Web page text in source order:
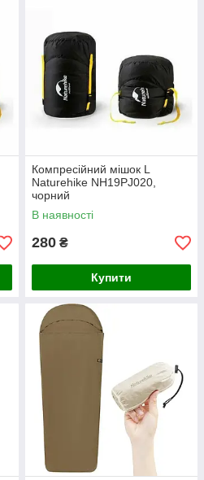
Компресійний мішок L
Naturehike NH19PJ020,
чорний
В наявності
280 ₴
Купити